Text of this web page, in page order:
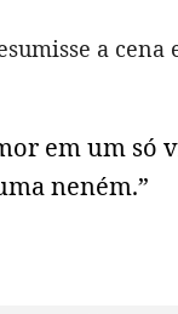
a cena
em um só
neném.”